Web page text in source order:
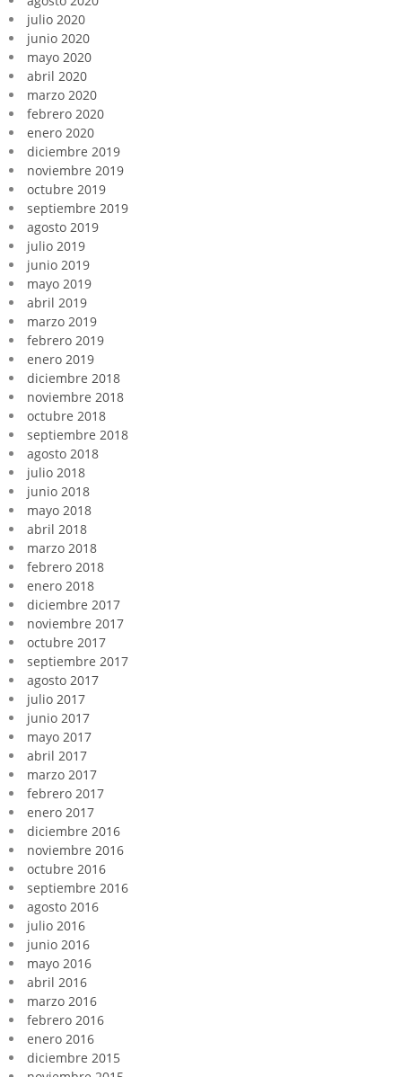
julio 2020
junio 2020
mayo 2020
abril 2020
marzo 2020
febrero 2020
enero 2020
diciembre 2019
noviembre 2019
octubre 2019
septiembre 2019
agosto 2019
julio 2019
junio 2019
mayo 2019
abril 2019
marzo 2019
febrero 2019
enero 2019
diciembre 2018
noviembre 2018
octubre 2018
septiembre 2018
agosto 2018
julio 2018
junio 2018
mayo 2018
abril 2018
marzo 2018
febrero 2018
enero 2018
diciembre 2017
noviembre 2017
octubre 2017
septiembre 2017
agosto 2017
julio 2017
junio 2017
mayo 2017
abril 2017
marzo 2017
febrero 2017
enero 2017
diciembre 2016
noviembre 2016
octubre 2016
septiembre 2016
agosto 2016
julio 2016
junio 2016
mayo 2016
abril 2016
marzo 2016
febrero 2016
enero 2016
diciembre 2015